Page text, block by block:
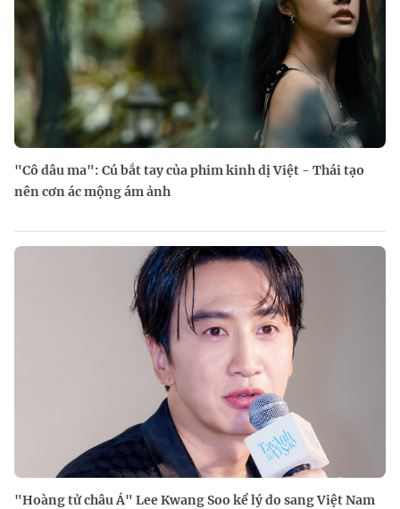
"Cô dâu ma": Cú bắt tay của phim kinh dị Việt - Thái tạo
nên cơn ác mộng ám ảnh
"Hoàng tử châu Á" Lee Kwang Soo kể lý do sang Việt Nam